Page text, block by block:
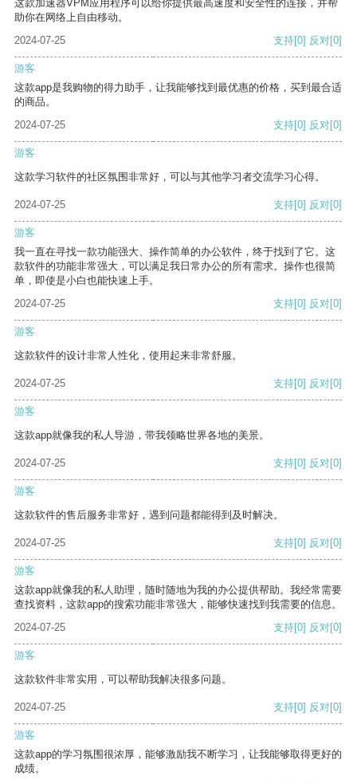
这款加速器VPM应用程序可以给你提供最高速度和安全性的连接，并帮
助你在网络上自由移动。
2024-07-25
支持[0] 反对[0]
游客
这款app是我购物的得力助手，让我能够找到最优惠的价格，买到最合适
的商品。
2024-07-25
支持[0] 反对[0]
游客
这款学习软件的社区氛围非常好，可以与其他学习者交流学习心得。
2024-07-25 支持[0] 反对[0]
游客
我一直在寻找一款功能强大、操作简单的办公软件，终于找到了它。这
款软件的功能非常强大，可以满足我日常办公的所有需求。操作也很简
单，即使是小白也能快速上手。
2024-07-25
支持[0] 反对[0]
游客
这款软件的设计非常人性化，使用起来非常舒服。
2024-07-25 支持[0] 反对[0]
游客
这款app就像我的私人导游，带我领略世界各地的美景。
2024-07-25 支持[0] 反对[0]
游客
这款软件的售后服务非常好，遇到问题都能得到及时解决。
2024-07-25 支持[0] 反对[0]
游客
这款app就像我的私人助理，随时随地为我的办公提供帮助。我经常需要
查找资料，这款app的搜索功能非常强大，能够快速找到我需要的信息。
2024-07-25
支持[0] 反对[0]
游客
这款软件非常实用，可以帮助我解决很多问题。
2024-07-25 支持[0] 反对[0]
游客
这款app的学习氛围很浓厚，能够激励我不断学习，让我能够取得更好的
成绩。